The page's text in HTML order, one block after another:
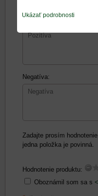
Negatíva:
Zadajte prosím
jedna položka je povinná.
Hodnotenie produktu:
Oboznámil som sa s
Ukázať podrobnosti